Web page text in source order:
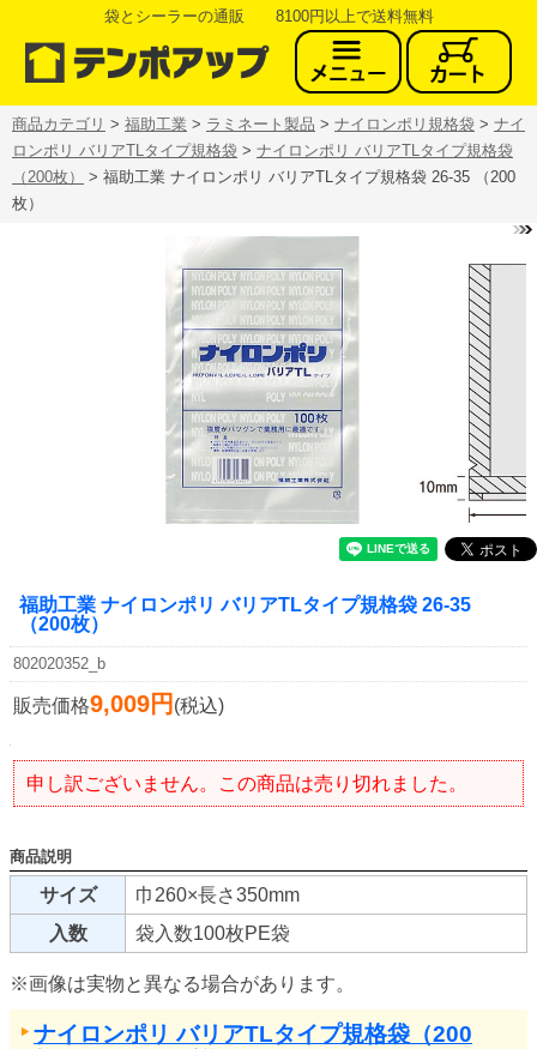
袋とシーラーの通販 8100円以上で送料無料
商品カテゴリ > 福助工業 > ラミネート製品 > ナイロンポリ規格袋 > ナイ
ロンポリ バリアTLタイプ規格袋 > ナイロンポリ バリアTLタイプ規格袋
（200枚）
> 福助工業 ナイロンポリ バリアTLタイプ規格袋 26-35 （200
枚）
福助工業 ナイロンポリ バリアTLタイプ規格袋 26-35
（200枚）
802020352_b
販売価格9,009円 (税込)
申し訳ございません。この商品は売り切れました。
商品説明
サイズ
巾260×長さ350mm
入数
袋入数100枚PE袋
※画像は実物と異なる場合があります。
ナイロンポリ バリアTLタイプ規格袋（200